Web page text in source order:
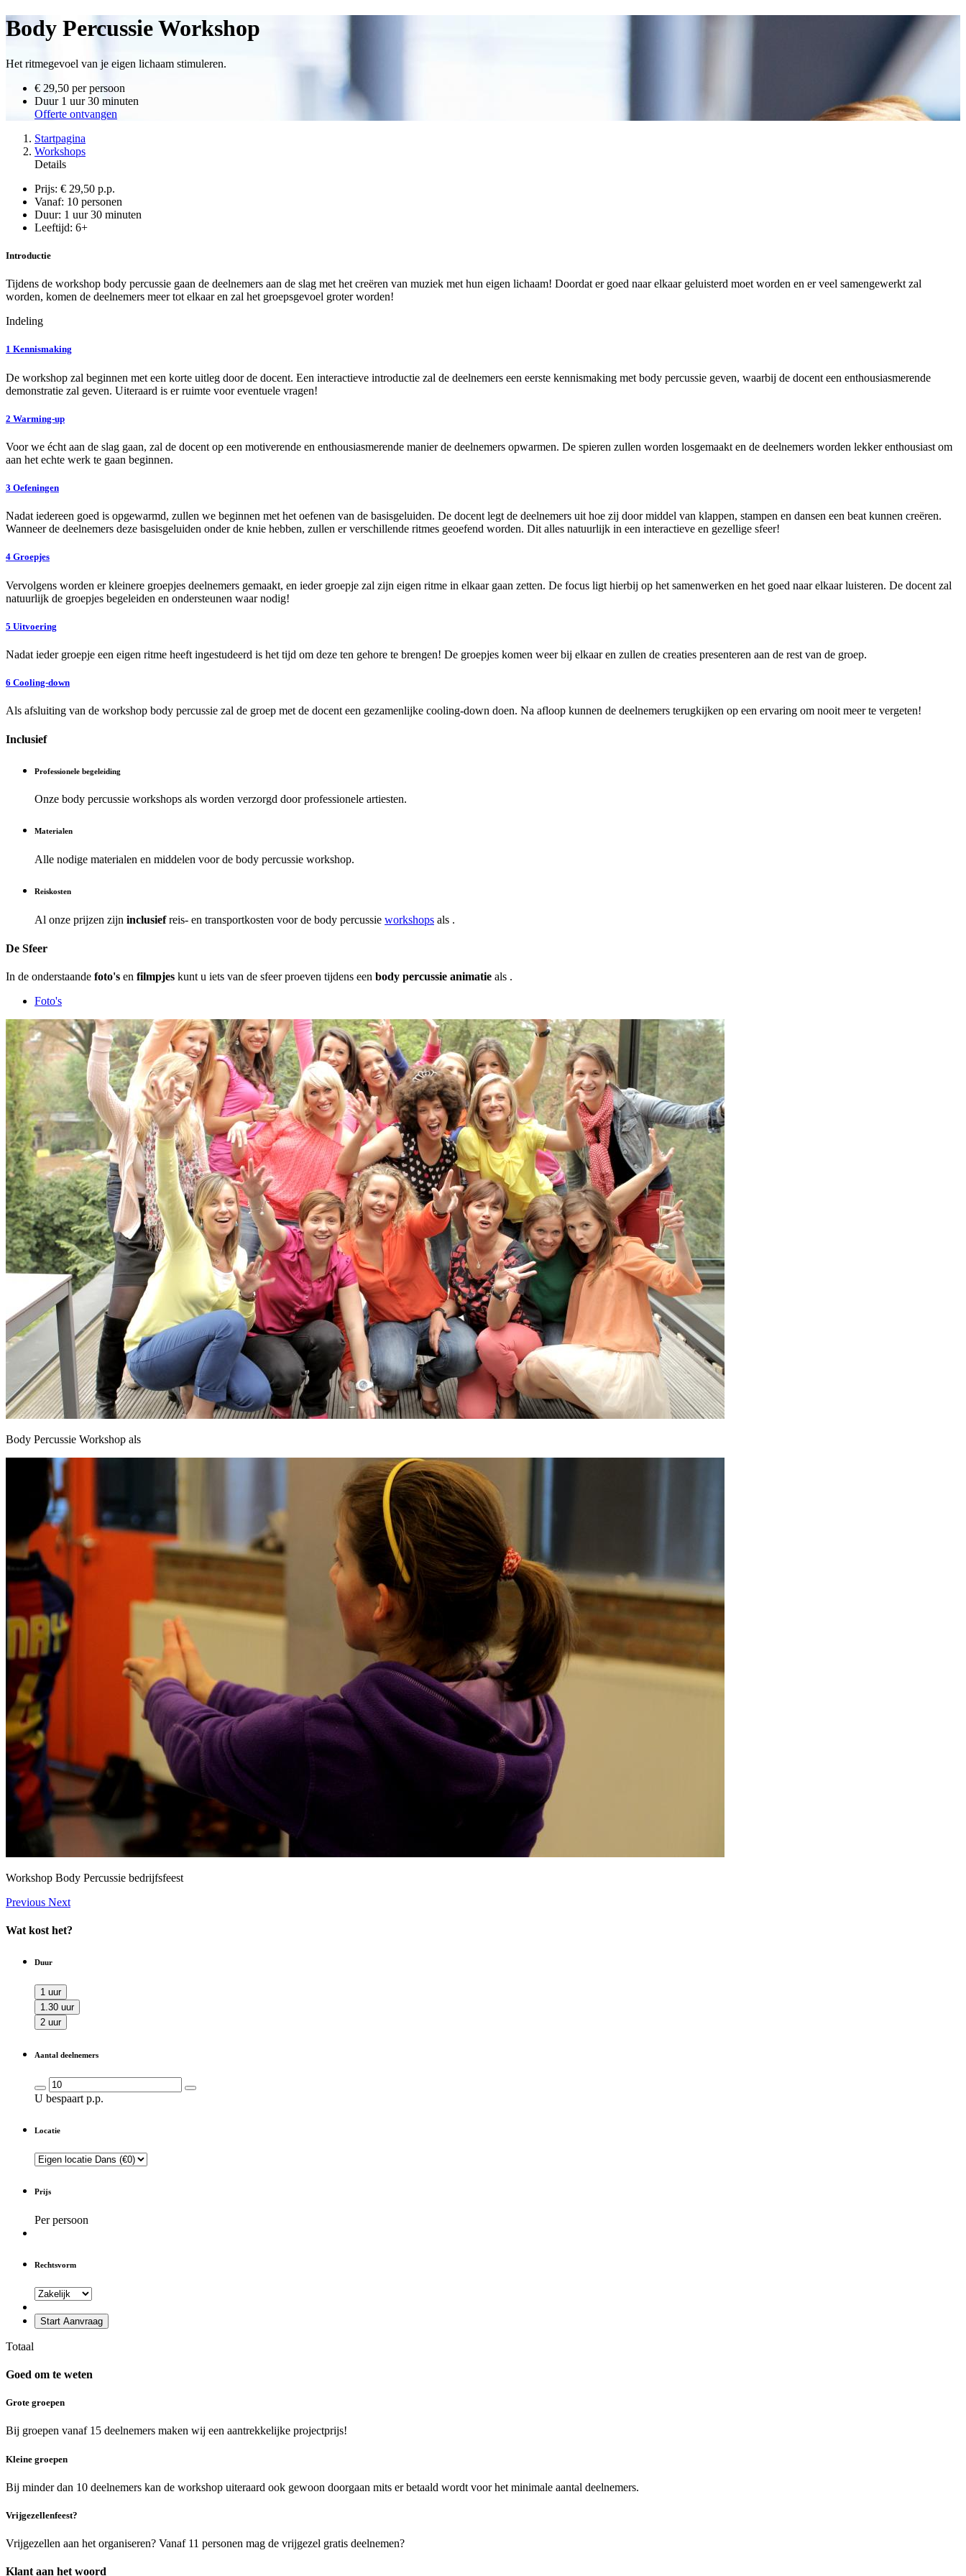
Body Percussie Workshop
Het ritmegevoel van je eigen lichaam stimuleren.
€ 29,50 per persoon
Duur1 uur 30 minuten
Offerte ontvangen
Startpagina
Workshops
Details
Prijs: € 29,50 p.p.
Vanaf: 10 personen
Duur: 1 uur 30 minuten
Leeftijd: 6+
Introductie
Tijdens de workshop body percussie gaan de deelnemers aan de slag met het creëren van muziek met hun eigen lichaam! Doordat er goed naar elkaar geluisterd moet worden en er veel samengewerkt zal
worden, komen de deelnemers meer tot elkaar en zal het groepsgevoel groter worden!
Indeling
1 Kennismaking
De workshop zal beginnen met een korte uitleg door de docent. Een interactieve introductie zal de deelnemers een eerste kennismaking met body percussie geven, waarbij de docent een enthousiasmerende
demonstratie zal geven. Uiteraard is er ruimte voor eventuele vragen!
2 Warming-up
Voor we écht aan de slag gaan, zal de docent op een motiverende en enthousiasmerende manier de deelnemers opwarmen. De spieren zullen worden losgemaakt en de deelnemers worden lekker enthousiast om
aan het echte werk te gaan beginnen.
3 Oefeningen
Nadat iedereen goed is opgewarmd, zullen we beginnen met het oefenen van de basisgeluiden. De docent legt de deelnemers uit hoe zij door middel van klappen, stampen en dansen een beat kunnen creëren.
Wanneer de deelnemers deze basisgeluiden onder de knie hebben, zullen er verschillende ritmes geoefend worden. Dit alles natuurlijk in een interactieve en gezellige sfeer!
4 Groepjes
Vervolgens worden er kleinere groepjes deelnemers gemaakt, en ieder groepje zal zijn eigen ritme in elkaar gaan zetten. De focus ligt hierbij op het samenwerken en het goed naar elkaar luisteren. De docent zal
natuurlijk de groepjes begeleiden en ondersteunen waar nodig!
5 Uitvoering
Nadat ieder groepje een eigen ritme heeft ingestudeerd is het tijd om deze ten gehore te brengen! De groepjes komen weer bij elkaar en zullen de creaties presenteren aan de rest van de groep.
6 Cooling-down
Als afsluiting van de workshop body percussie zal de groep met de docent een gezamenlijke cooling-down doen. Na afloop kunnen de deelnemers terugkijken op een ervaring om nooit meer te vergeten!
Inclusief
Professionele begeleiding
Onze body percussie workshops als worden verzorgd door professionele artiesten.
Materialen
Alle nodige materialen en middelen voor de body percussie workshop.
Reiskosten
Al onze prijzen zijn inclusiefreis- en transportkosten voor de body percussie workshops als .
De Sfeer
In de onderstaande foto's en filmpjes kunt u iets van de sfeer proeven tijdens een body percussie animatie als .
Foto's
Body Percussie Workshop als
Workshop Body Percussie bedrijfsfeest
Previous Next
Wat kost het?
Duur
1 uur
1.30 uur
2 uur
Aantal deelnemers
U bespaart p.p.
Locatie
Prijs
Per persoon
Rechtsvorm
Start Aanvraag
Totaal
Goed om te weten
Grote groepen
Bij groepen vanaf 15 deelnemers maken wij een aantrekkelijke projectprijs!
Kleine groepen
Bij minder dan 10 deelnemers kan de workshop uiteraard ook gewoon doorgaan mits er betaald wordt voor het minimale aantal deelnemers.
Vrijgezellenfeest?
Vrijgezellen aan het organiseren? Vanaf 11 personen mag de vrijgezel gratis deelnemen?
Klant aan het woord